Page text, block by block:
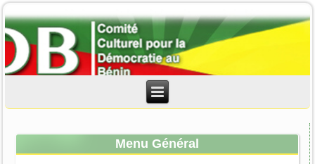
Menu Général